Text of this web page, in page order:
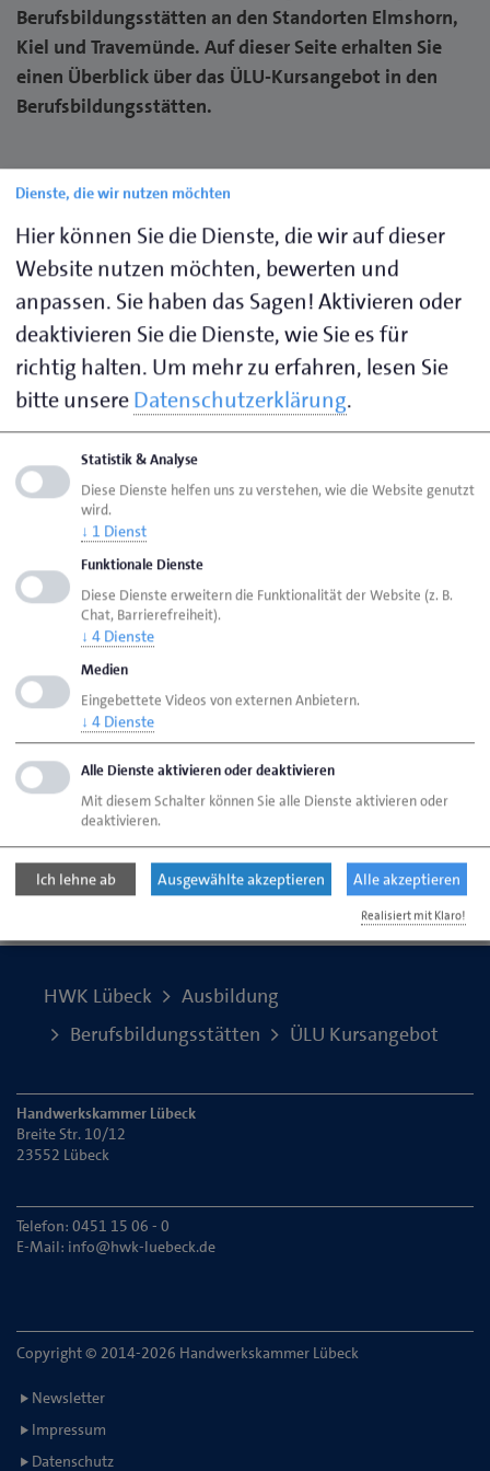
Berufsbildungsstätten an den Standorten Elmshorn,
Kiel und Travemünde. Auf dieser Seite erhalten Sie
einen Überblick über das ÜLU-Kursangebot in den
Berufsbildungsstätten.
Ansprechpartner
Berufsbildungsstätte Elmshorn
Berufsbildungsstätte Kiel
Berufsbildungsstätte Travemünde
Fortbildungszentrum Lübeck
Kurse an der Berufsbildungsstätte
Elmshorn
Kurse an der Berufsbildungsstätte Kiel
Kurse an der Berufsbildungsstätte
Travemünde
Kurse am Fortbildungszentrum Lübeck
Kurse zu weiteren Ausbildungsberufen
Seite empfehlen
Seite drucken
HWK Lübeck
Ausbildung
Berufsbildungsstätten
ÜLU Kursangebot
Handwerkskammer Lübeck
Breite Str. 10/12
23552 Lübeck
Telefon: 0451 15 06 - 0
E-Mail: info@hwk-luebeck.de
Copyright © 2014-2026 Handwerkskammer Lübeck
Newsletter
Impressum
Datenschutz
Dienste, die wir nutzen möchten
Hier können Sie die Dienste, die wir auf dieser
Website nutzen möchten, bewerten und
anpassen. Sie haben das Sagen! Aktivieren oder
deaktivieren Sie die Dienste, wie Sie es für
richtig halten. Um mehr zu erfahren, lesen Sie
bitte unsereDatenschutzerklärung.
Statistik & Analyse
Diese Dienste helfen uns zu verstehen, wie die Website genutzt
wird.
↓ 1 Dienst
Funktionale Dienste
Diese Dienste erweitern die Funktionalität der Website (z. B.
Chat, Barrierefreiheit).
↓ 4 Dienste
Medien
Eingebettete Videos von externen Anbietern.
↓ 4 Dienste
Alle Dienste aktivieren oder deaktivieren
Mit diesem Schalter können Sie alle Dienste aktivieren oder
deaktivieren.
Ich lehne ab Ausgewählte akzeptieren Alle akzeptieren
Realisiert mit Klaro!